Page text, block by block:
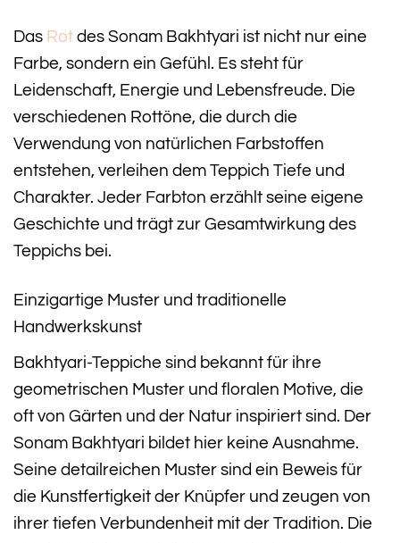
Das Rot des Sonam Bakhtyari ist nicht nur eine
Farbe, sondern ein Gefühl. Es steht für
Leidenschaft, Energie und Lebensfreude. Die
verschiedenen Rottöne, die durch die
Verwendung von natürlichen Farbstoffen
entstehen, verleihen dem Teppich Tiefe und
Charakter. Jeder Farbton erzählt seine eigene
Geschichte und trägt zur Gesamtwirkung des
Teppichs bei.
Einzigartige Muster und traditionelle
Handwerkskunst
Bakhtyari-Teppiche sind bekannt für ihre
geometrischen Muster und floralen Motive, die
oft von Gärten und der Natur inspiriert sind. Der
Sonam Bakhtyari bildet hier keine Ausnahme.
Seine detailreichen Muster sind ein Beweis für
die Kunstfertigkeit der Knüpfer und zeugen von
ihrer tiefen Verbundenheit mit der Tradition. Die